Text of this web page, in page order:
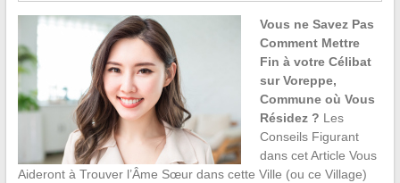
Vous ne Savez Pas
Comment Mettre
Fin à votre Célibat
sur Voreppe,
Commune où Vous
Résidez ? Les
Conseils Figurant
dans cet Article Vous
Aideront à Trouver l’Âme Sœur dans cette Ville (ou ce Village)